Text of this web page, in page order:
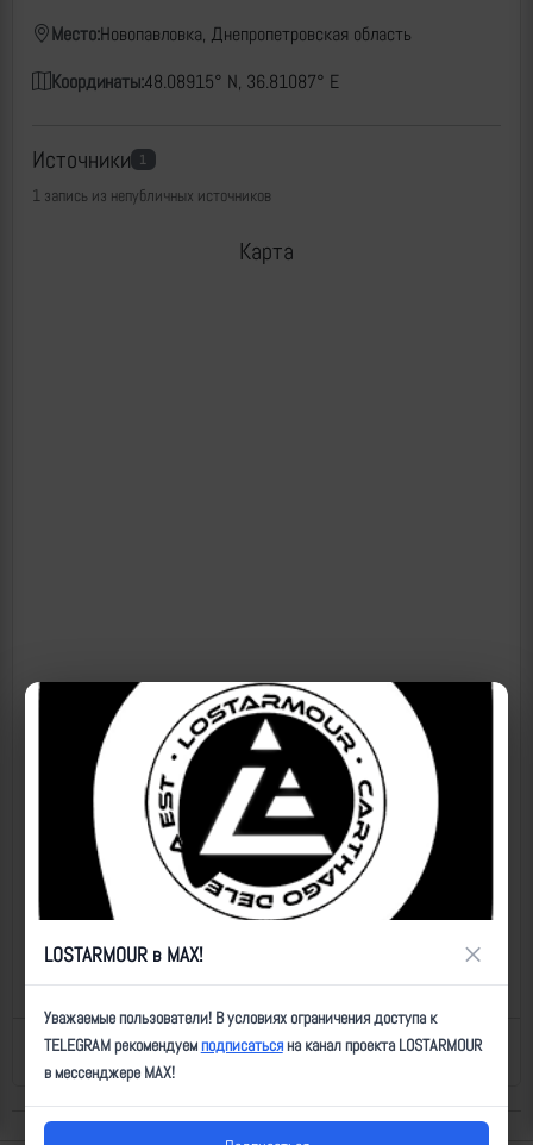
Место:Новопавловка, Днепропетровская область
Координаты:48.08915° N, 36.81087° E
Источники 1
1 запись из непубличных источников
Карта
Назад к списку Последнее обновление: 31.07.2025 08:18
LOSTARMOUR в MAX! ×
Уважаемые пользователи! В условиях ограничения доступа к
TELEGRAM рекомендуемподписатьсяна канал проекта LOSTARMOUR
в мессенджере MAX!